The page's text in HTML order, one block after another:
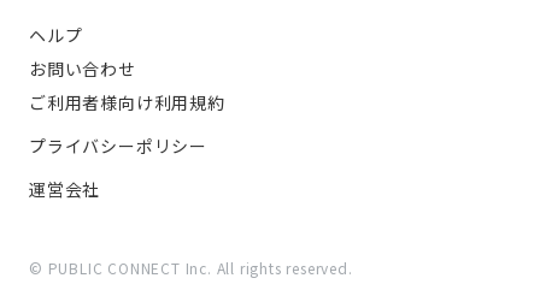
ヘルプ
お問い合わせ
ご利用者様向け利用規約
プライバシーポリシー
運営会社
© PUBLIC CONNECT Inc. All rights reserved.